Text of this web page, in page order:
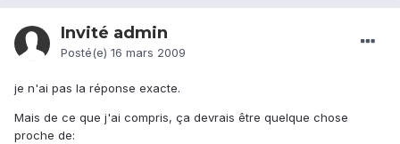
Invité admin
Posté(e) 16 mars 2009
je n'ai pas la réponse exacte.
Mais de ce que j'ai compris, ça devrais être quelque chose
proche de: